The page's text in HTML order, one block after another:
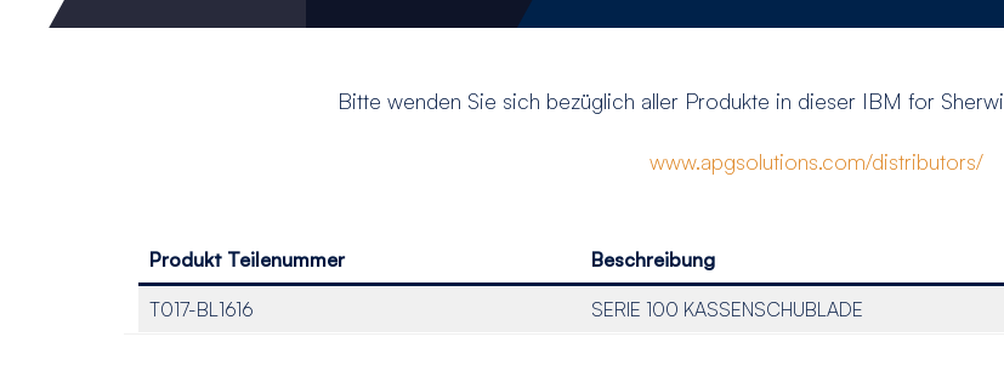
Bitte wenden Sie sich bezüglich aller Produkte in dieser IBM for
www.apgsolutions.com/distributors/
Produkt Teilenummer Beschreibung
T017-BL1616 SERIE 100 KASSENSCHUBLADE